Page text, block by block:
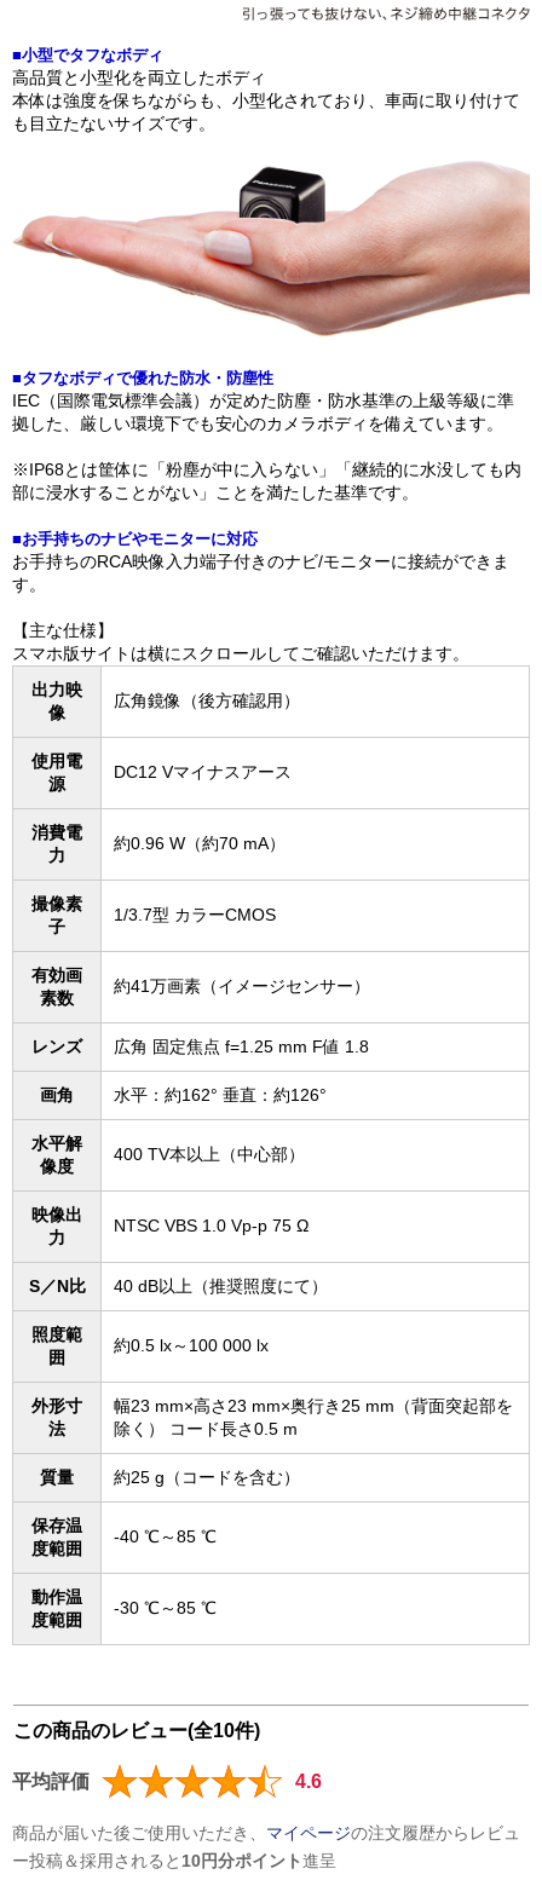
■小型でタフなボディ
高品質と小型化を両立したボディ
本体は強度を保ちながらも、小型化されており、車両に取り付けて
も目立たないサイズです。
■タフなボディで優れた防水・防塵性
IEC（国際電気標準会議）が定めた防塵・防水基準の上級等級に準
拠した、厳しい環境下でも安心のカメラボディを備えています。
※IP68とは筐体に「粉塵が中に入らない」「継続的に水没しても内
部に浸水することがない」ことを満たした基準です。
■お手持ちのナビやモニターに対応
お手持ちのRCA映像入力端子付きのナビ/モニターに接続ができま
す。
【主な仕様】
スマホ版サイトは横にスクロールしてご確認いただけます。
出力映
像
広角鏡像（後方確認用）
使用電
源
DC12 Vマイナスアース
消費電
力
約0.96 W（約70 mA）
撮像素
子
1/3.7型 カラーCMOS
有効画
素数
約41万画素（イメージセンサー）
レンズ 広角 固定焦点 f=1.25 mm F値 1.8
画角 水平：約162° 垂直：約126°
水平解
像度
400 TV本以上（中心部）
映像出
力
NTSC VBS 1.0 Vp-p 75 Ω
S／N比 40 dB以上（推奨照度にて）
照度範
囲
約0.5 lx～100 000 lx
外形寸
法
幅23 mm×高さ23 mm×奥行き25 mm（背面突起部を
除く） コード長さ0.5 m
質量 約25 g（コードを含む）
保存温
度範囲
-40 ℃～85 ℃
動作温
度範囲
-30 ℃～85 ℃
この商品のレビュー(全10件)
平均評価 4.6
商品が届いた後ご使用いただき、 マイページの注文履歴からレビュ
ー投稿＆採用されると 10円分ポイント進呈